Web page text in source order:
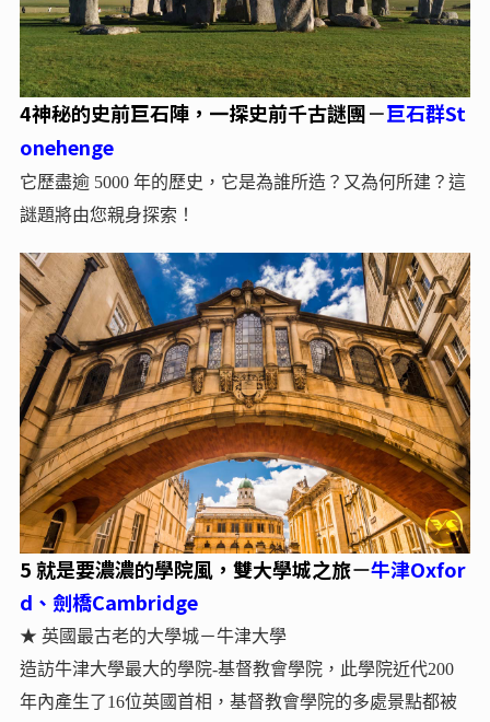
4神秘的史前巨石陣，一探史前千古謎團‎－巨石群St
onehenge
它歷盡逾 5000 年的歷史，它是為誰所造？又為何所建？這
謎題將由您親身探索！
5 就是要濃濃的學院風，雙大學城之旅－牛津Oxfor
d、劍橋Cambridge
★ 英國最古老的大學城－牛津大學
造訪牛津大學最大的學院-基督教會學院，此學院近代200
年內產生了16位英國首相，基督教會學院的多處景點都被